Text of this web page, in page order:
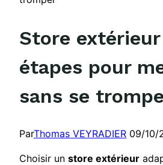
Store
étapes pour
sans se
ParThomas VEYRADIER 09/10/
Choisir un store extérieur